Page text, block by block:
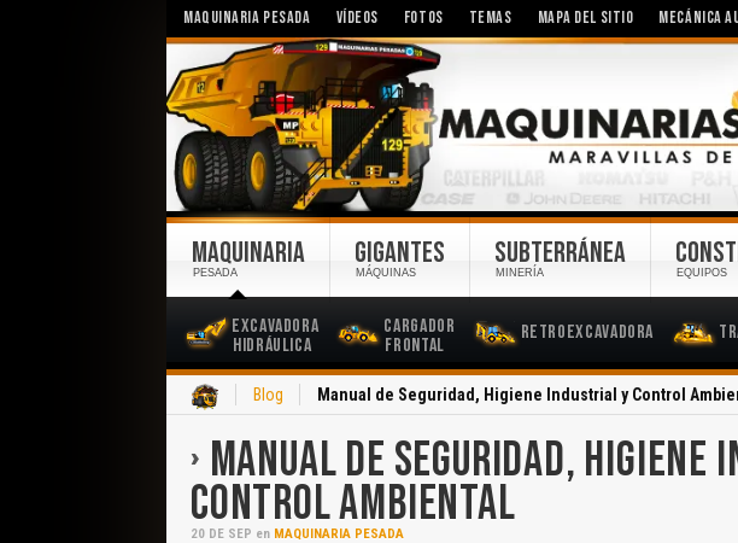
MAQUINARIA PESADA VÍDEOS FOTOS TEMAS MAPA DEL SITIO MECÁNICA
MAQUINARIA
PESADA
Excavadora
Hidráulica
Cargador
Frontal
Retroexcavadora
GIGANTES
MÁQUINAS
SUBTERRÁNEA
MINERÍA EQUIPOS
Blog Manual de Seguridad, Higiene Industrial y Control
MANUAL DE SEGURIDAD, HIGIENE
CONTROL AMBIENTAL
20 DE SEP en MAQUINARIA PESADA